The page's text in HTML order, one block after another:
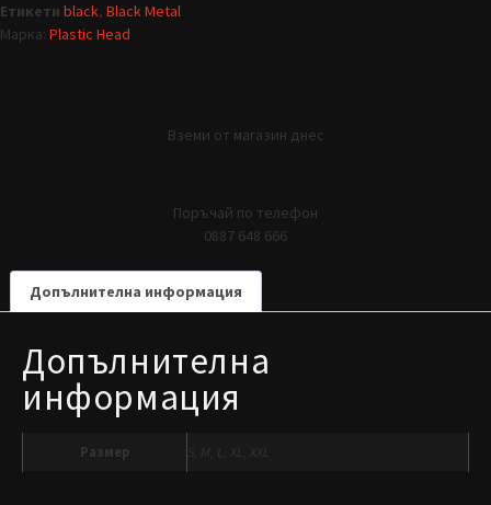
Етикети black, Black Metal
Марка: Plastic Head
Вземи от магазин днес
Поръчай по телефон
0887 648 666
Допълнителна информация
Допълнителна
информация
Размер S, M, L, XL, XXL